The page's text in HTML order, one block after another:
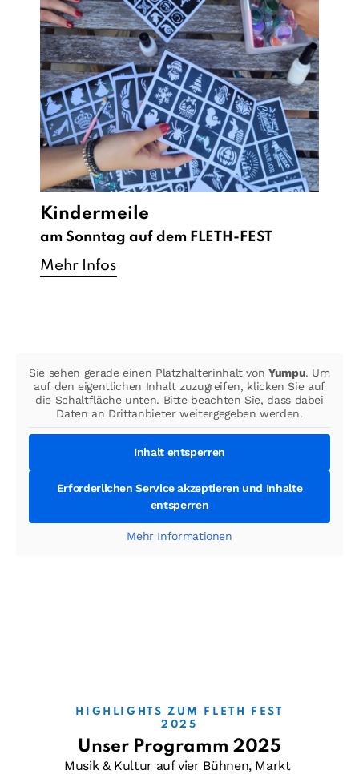
Kindermeile
am Sonntag auf dem FLETH-FEST
Mehr Infos
Sie sehen gerade einen Platzhalterinhalt vonYumpu. Um
auf den eigentlichen Inhalt zuzugreifen, klicken Sie auf
die Schaltfläche unten. Bitte beachten Sie, dass dabei
Daten an Drittanbieter weitergegeben werden.
Inhalt entsperren
Erforderlichen Service akzeptieren und Inhalte
entsperren
Mehr Informationen
HIGHLIGHTS ZUM FLETH FEST
2025
Unser Programm 2025
Musik & Kultur auf vier Bühnen, Markt